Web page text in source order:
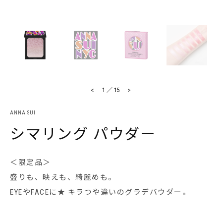
< >
1 ／ 15
ANNA SUI
シマリング パウダー
＜限定品＞
盛りも、映えも、綺麗めも。
EYEやFACEに★ キラつや違いのグラデパウダー。